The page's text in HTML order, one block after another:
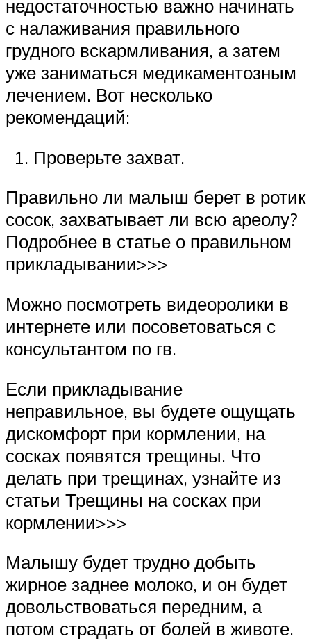
недостаточностью важно начинать
с налаживания правильного
грудного вскармливания, а затем
уже заниматься медикаментозным
лечением. Вот несколько
рекомендаций:
Проверьте захват.
Правильно ли малыш берет в ротик
сосок, захватывает ли всю ареолу?
Подробнее в статье о правильном
прикладывании>>>
Можно посмотреть видеоролики в
интернете или посоветоваться с
консультантом по гв.
Если прикладывание
неправильное, вы будете ощущать
дискомфорт при кормлении, на
сосках появятся трещины. Что
делать при трещинах, узнайте из
статьи Трещины на сосках при
кормлении>>>
Малышу будет трудно добыть
жирное заднее молоко, и он будет
довольствоваться передним, а
потом страдать от болей в животе.